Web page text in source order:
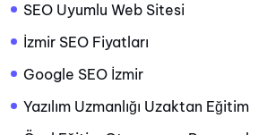
SEO Uyumlu Web Sitesi
İzmir SEO Fiyatları
Google SEO İzmir
Yazılım Uzmanlığı Uzaktan Eğitim